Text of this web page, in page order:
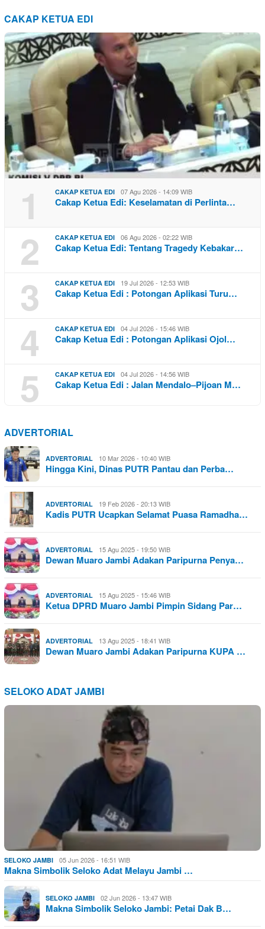
CAKAP KETUA EDI
1 CAKAP KETUA EDI 07 Agu 2026 - 14:09 WIB
Cakap Ketua Edi: Keselamatan di Perlinta…
2 CAKAP KETUA EDI 06 Agu 2026 - 02:22 WIB
Cakap Ketua Edi: Tentang Tragedy Kebakar…
3 CAKAP KETUA EDI 19 Jul 2026 - 12:53 WIB
Cakap Ketua Edi : Potongan Aplikasi Turu…
4 CAKAP KETUA EDI 04 Jul 2026 - 15:46 WIB
Cakap Ketua Edi : Potongan Aplikasi Ojol…
5 CAKAP KETUA EDI 04 Jul 2026 - 14:56 WIB
Cakap Ketua Edi : Jalan Mendalo–Pijoan M…
ADVERTORIAL
ADVERTORIAL 10 Mar 2026 - 10:40 WIB
Hingga Kini, Dinas PUTR Pantau dan Perba…
ADVERTORIAL 19 Feb 2026 - 20:13 WIB
Kadis PUTR Ucapkan Selamat Puasa Ramadha…
ADVERTORIAL 15 Agu 2025 - 19:50 WIB
Dewan Muaro Jambi Adakan Paripurna Penya…
ADVERTORIAL 15 Agu 2025 - 15:46 WIB
Ketua DPRD Muaro Jambi Pimpin Sidang Par…
ADVERTORIAL 13 Agu 2025 - 18:41 WIB
Dewan Muaro Jambi Adakan Paripurna KUPA …
SELOKO ADAT JAMBI
SELOKO JAMBI 05 Jun 2026 - 16:51 WIB
Makna Simbolik Seloko Adat Melayu Jambi …
SELOKO JAMBI 02 Jun 2026 - 13:47 WIB
Makna Simbolik Seloko Jambi: Petai Dak B…